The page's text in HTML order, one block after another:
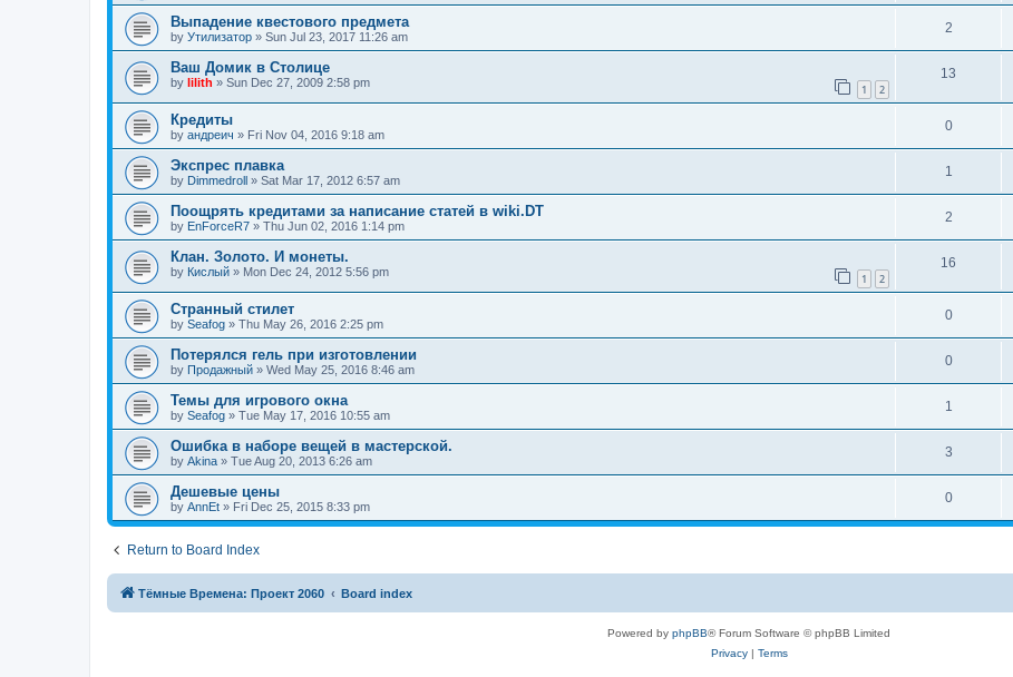
Выпадение квестового предмета
by Утилизатор » Sun Jul 23, 2017 11:26 am
2
Ваш Домик в Столице
by lilith » Sun Dec 27, 2009 2:58 pm 1 2
13
Кредиты
by андреич » Fri Nov 04, 2016 9:18 am
0
Экспрес плавка
by Dimmedroll » Sat Mar 17, 2012 6:57 am
1
Поощрять кредитами за написание статей в wiki.DT
by EnForceR7 » Thu Jun 02, 2016 1:14 pm
2
Клан. Золото. И монеты.
by Кислый » Mon Dec 24, 2012 5:56 pm 1 2
16
Странный стилет
by Seafog » Thu May 26, 2016 2:25 pm
0
Потерялся гель при изготовлении
by Продажный » Wed May 25, 2016 8:46 am
0
Темы для игрового окна
by Seafog » Tue May 17, 2016 10:55 am
1
Ошибка в наборе вещей в мастерской.
by Akina » Tue Aug 20, 2013 6:26 am
3
Дешевые цены
by AnnEt » Fri Dec 25, 2015 8:33 pm
0
Return to Board Index
Тёмные Времена: Проект 2060 Board index
Powered by phpBB® Forum Software © phpBB Limited
Privacy| Terms